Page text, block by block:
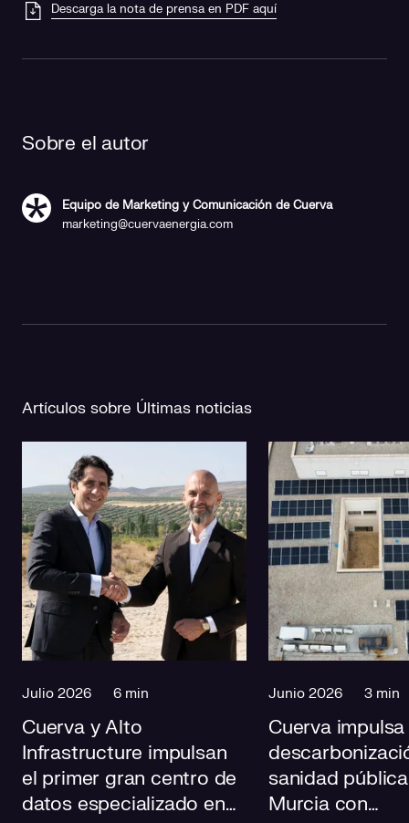
Descarga la nota de prensa en PDF aquí
Sobre el autor
Equipo de Marketing y Comunicación de Cuerva
marketing@cuervaenergia.com
Artículos sobre Últimas noticias
Julio 2026 6 min
Cuerva y Alto
Infrastructure impulsan
el primer gran centro de
datos especializado en
Junio 2026 3 min
Cuerva
sanidad
Murcia con